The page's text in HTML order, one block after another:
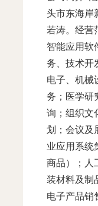
头市东海岸
若涛。经营
智能应用软
务、技术开
电子、机械
务；医学研
询；组织文
划；会议及
业应用系统
商品）；人
装材料及制
电子产品销